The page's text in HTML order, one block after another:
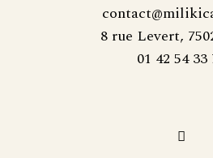
8 rue Levert,
01 42 54 33